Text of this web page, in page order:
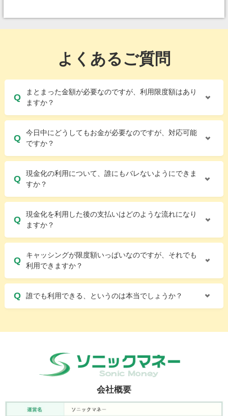
よくあるご質問
まとまった金額が必要なのですが、利用限度額はあり
ますか？
今日中にどうしてもお金が必要なのですが、対応可能
ですか？
現金化の利用について、誰にもバレないようにできま
すか？
現金化を利用した後の支払いはどのような流れになり
ますか？
キャッシングが限度額いっぱいなのですが、それでも
利用できますか？
誰でも利用できる、というのは本当でしょうか？
会社概要